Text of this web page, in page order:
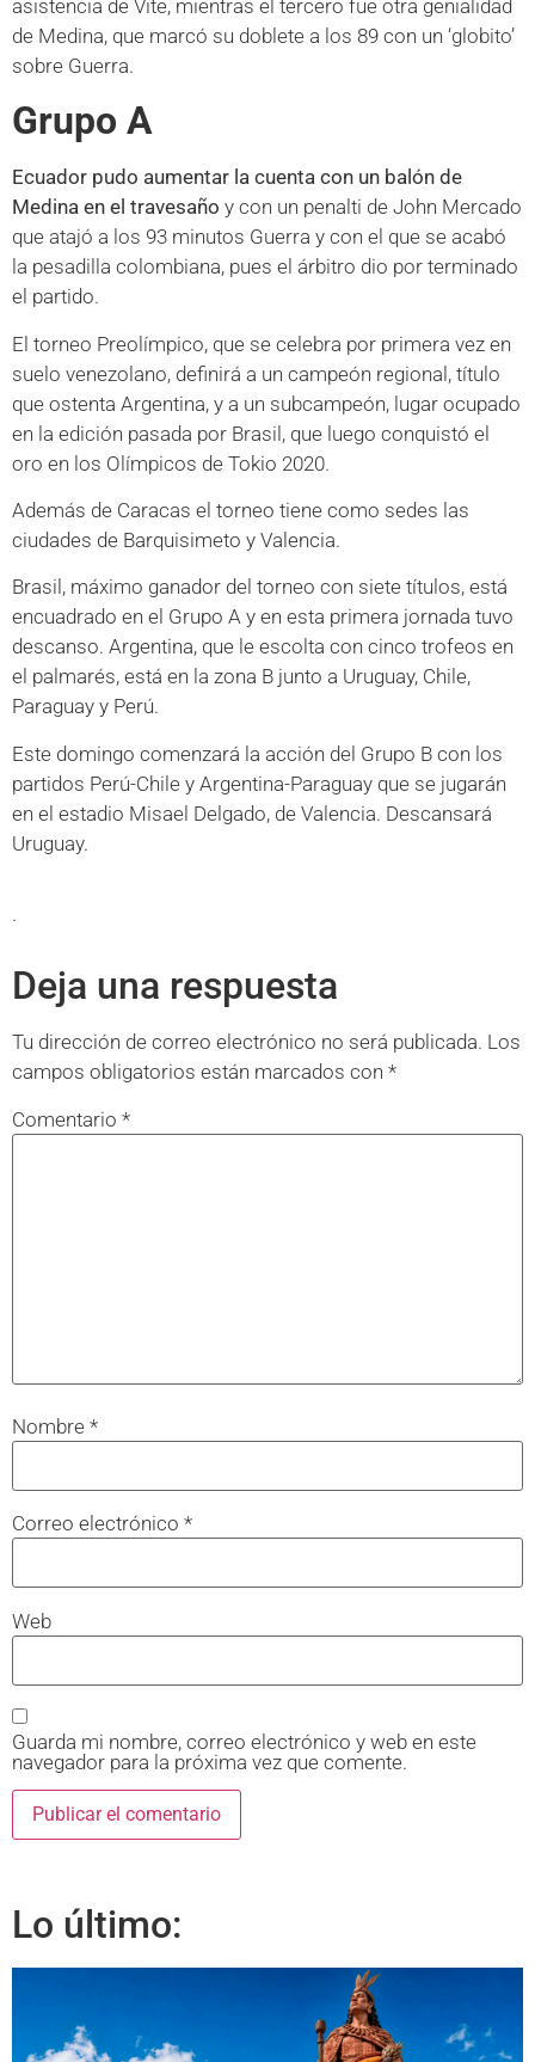
asistencia de Vite, mientras el tercero fue otra genialidad
de Medina, que marcó su doblete a los 89 con un ‘globito’
sobre Guerra.
Grupo A
Ecuador pudo aumentar la cuenta con un balón de
Medina en el travesaño y con un penalti de John Mercado
que atajó a los 93 minutos Guerra y con el que se acabó
la pesadilla colombiana, pues el árbitro dio por terminado
el partido.
El torneo Preolímpico, que se celebra por primera vez en
suelo venezolano, definirá a un campeón regional, título
que ostenta Argentina, y a un subcampeón, lugar ocupado
en la edición pasada por Brasil, que luego conquistó el
oro en los Olímpicos de Tokio 2020.
Además de Caracas el torneo tiene como sedes las
ciudades de Barquisimeto y Valencia.
Brasil, máximo ganador del torneo con siete títulos, está
encuadrado en el Grupo A y en esta primera jornada tuvo
descanso. Argentina, que le escolta con cinco trofeos en
el palmarés, está en la zona B junto a Uruguay, Chile,
Paraguay y Perú.
Este domingo comenzará la acción del Grupo B con los
partidos Perú-Chile y Argentina-Paraguay que se jugarán
en el estadio Misael Delgado, de Valencia. Descansará
Uruguay.
.
Deja una respuesta
Tu dirección de correo electrónico no será publicada. Los
campos obligatorios están marcados con *
Comentario *
Nombre *
Correo electrónico *
Web
Guarda mi nombre, correo electrónico y web en este
navegador para la próxima vez que comente.
Lo último: